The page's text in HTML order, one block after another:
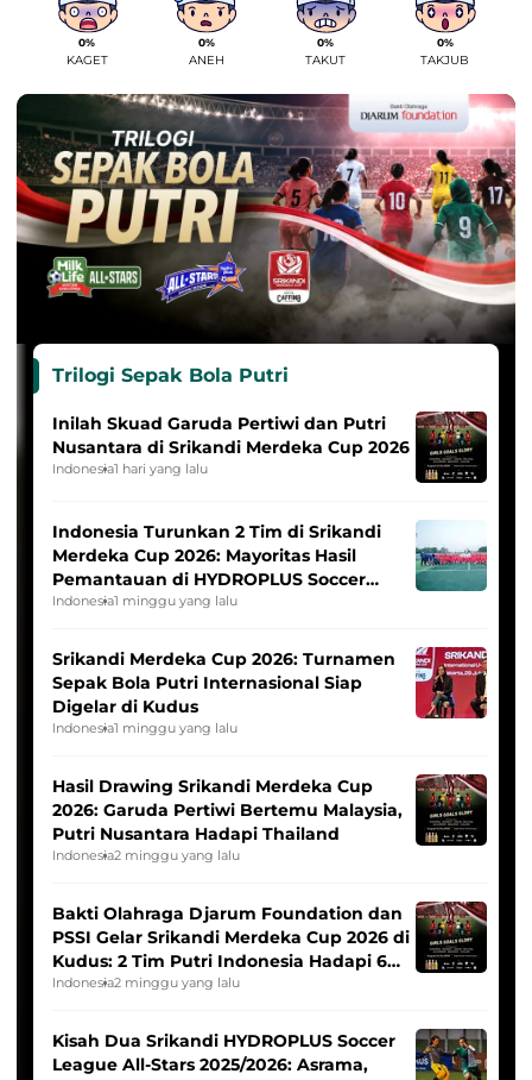
0%
KAGET
0%
ANEH
0%
TAKUT
0%
TAKJUB
Trilogi Sepak Bola Putri
Inilah Skuad Garuda Pertiwi dan Putri
Nusantara di Srikandi Merdeka Cup 2026
Indonesia1 hari yang lalu
Indonesia Turunkan 2 Tim di Srikandi
Merdeka Cup 2026: Mayoritas Hasil
Pemantauan di HYDROPLUS Soccer
League
Indonesia1 minggu yang lalu
Srikandi Merdeka Cup 2026: Turnamen
Sepak Bola Putri Internasional Siap
Digelar di Kudus
Indonesia1 minggu yang lalu
Hasil Drawing Srikandi Merdeka Cup
2026: Garuda Pertiwi Bertemu Malaysia,
Putri Nusantara Hadapi Thailand
Indonesia2 minggu yang lalu
Bakti Olahraga Djarum Foundation dan
PSSI Gelar Srikandi Merdeka Cup 2026 di
Kudus: 2 Tim Putri Indonesia Hadapi 6
Tim Asia
Indonesia2 minggu yang lalu
Kisah Dua Srikandi HYDROPLUS Soccer
League All-Stars 2025/2026: Asrama,